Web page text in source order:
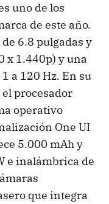
uno de los
de este año.
6.8 pulgadas y
x 1.440p) y una
a 120 Hz. En su
procesador
operativo
One UI
5.000 mAh y
e inalámbrica de
que integra